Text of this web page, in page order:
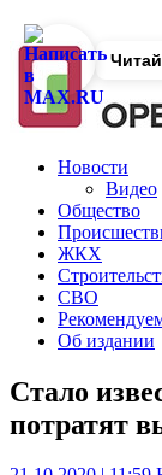
Новости
Видео
Общество
ЖКХ
СВО
Об издании
Стало
потратят